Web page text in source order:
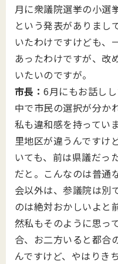
月に衆議院選挙の小選
という発表がありまし
いたわけですけども、
あったわけですが、改
いたいのですが。
市長：6月にもお話し
中で市民の選択が分か
私も違和感を持ってい
里地区が違うんですけ
いても、前は県議だっ
だと。こんなのは普通
会以外は、参議院は別
のは絶対おかしいよと
然私もそのように思っ
合、お二方いると都合
んですけど、やはりき